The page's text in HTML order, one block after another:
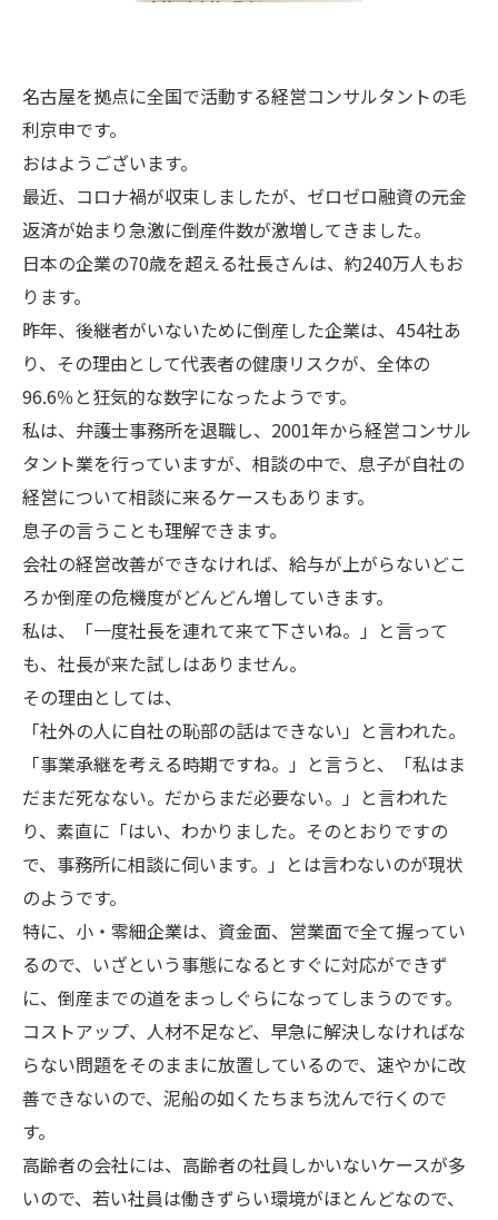
名古屋を拠点に全国で活動する経営コンサルタントの毛
利京申です。
おはようございます。
最近、コロナ禍が収束しましたが、ゼロゼロ融資の元金
返済が始まり急激に倒産件数が激増してきました。
日本の企業の70歳を超える社長さんは、約240万人もお
ります。
昨年、後継者がいないために倒産した企業は、454社あ
り、その理由として代表者の健康リスクが、全体の
96.6％と狂気的な数字になったようです。
私は、弁護士事務所を退職し、2001年から経営コンサル
タント業を行っていますが、相談の中で、息子が自社の
経営について相談に来るケースもあります。
息子の言うことも理解できます。
会社の経営改善ができなければ、給与が上がらないどこ
ろか倒産の危機度がどんどん増していきます。
私は、「一度社長を連れて来て下さいね。」と言って
も、社長が来た試しはありません。
その理由としては、
「社外の人に自社の恥部の話はできない」と言われた。
「事業承継を考える時期ですね。」と言うと、「私はま
だまだ死なない。だからまだ必要ない。」と言われた
り、素直に「はい、わかりました。そのとおりですの
で、事務所に相談に伺います。」とは言わないのが現状
のようです。
特に、小・零細企業は、資金面、営業面で全て握ってい
るので、いざという事態になるとすぐに対応ができず
に、倒産までの道をまっしぐらになってしまうのです。
コストアップ、人材不足など、早急に解決しなければな
らない問題をそのままに放置しているので、速やかに改
善できないので、泥船の如くたちまち沈んで行くので
す。
高齢者の会社には、高齢者の社員しかいないケースが多
いので、若い社員は働きずらい環境がほとんどなので、